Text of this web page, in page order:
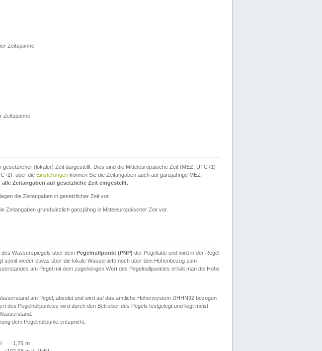
Zeitspanne
Zeitspanne
(lokaler) Zeit dargestellt. Dies sind die Mitteleuropäische Zeit (MEZ, UTC+1)
über die Einstellungen können Sie die Zeitangaben auch auf ganzjährige MEZ-
alle Zeitangaben auf gesetzliche Zeit eingestellt.
die Zeitangaben in gesetzlicher Zeit vor.
Zeitangaben grundsätzlich ganzjährig in Mitteleuropäischer Zeit vor.
Wasserspiegels über dem Pegelnullpunkt (PNP) der Pegellatte und wird in der Regel
somit weder etwas über die lokale Wassertiefe noch über den Höhenbezug zum
am Pegel mit dem zugehörigen Wert des Pegelnullpunktes erhält man die Höhe
am Pegel, absolut und wird auf das amtliche Höhensystem DHHN92 bezogen
des Pegelnullpunktes wird durch den Betreiber des Pegels festgelegt und liegt meist
dem Pegelnullpunkt entspricht.
1,76 m